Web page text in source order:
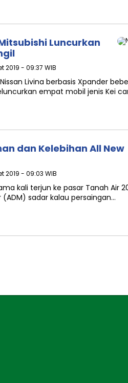
Luncurkan
2019 - 09:37 WIB
Livina berbasis Xpander
empat mobil jenis Kei
dan Kelebihan All New
2019 - 09:03 WIB
kali terjun ke pasar Tanah Air
sadar kalau persaingan…